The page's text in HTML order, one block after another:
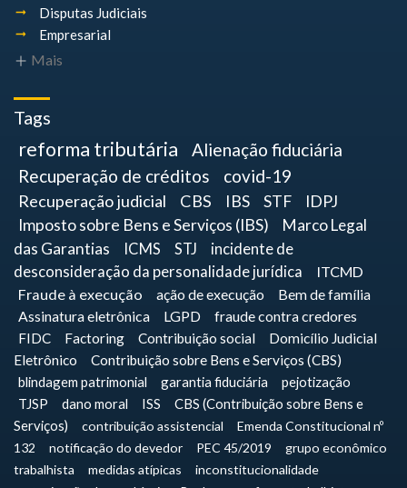
Disputas Judiciais
Empresarial
Mais
Tags
reforma tributária
Alienação fiduciária
Recuperação de créditos
covid-19
Recuperação judicial CBS IBS STF
IDPJ
Imposto sobre Bens e Serviços (IBS)
Marco Legal
das Garantias
ICMS STJ
incidente de
desconsideração da personalidade jurídica
ITCMD
Fraude à execução
ação de execução
Bem de família
Assinatura eletrônica
LGPD fraude contra credores
FIDC Factoring Contribuição social
Domicílio Judicial
Eletrônico
Contribuição sobre Bens e Serviços (CBS)
blindagem patrimonial
garantia fiduciária
pejotização
TJSP
dano moral ISS
CBS (Contribuição sobre Bens e
Serviços)
contribuição assistencial
Emenda Constitucional nº
132
notificação do devedor PEC 45/2019
grupo econômico
trabalhista
medidas atípicas
inconstitucionalidade